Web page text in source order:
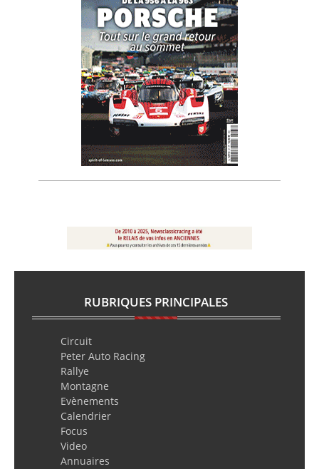
RUBRIQUES PRINCIPALES
Circuit
Peter Auto Racing
Rallye
Montagne
Evènements
Calendrier
Focus
Video
Annuaires